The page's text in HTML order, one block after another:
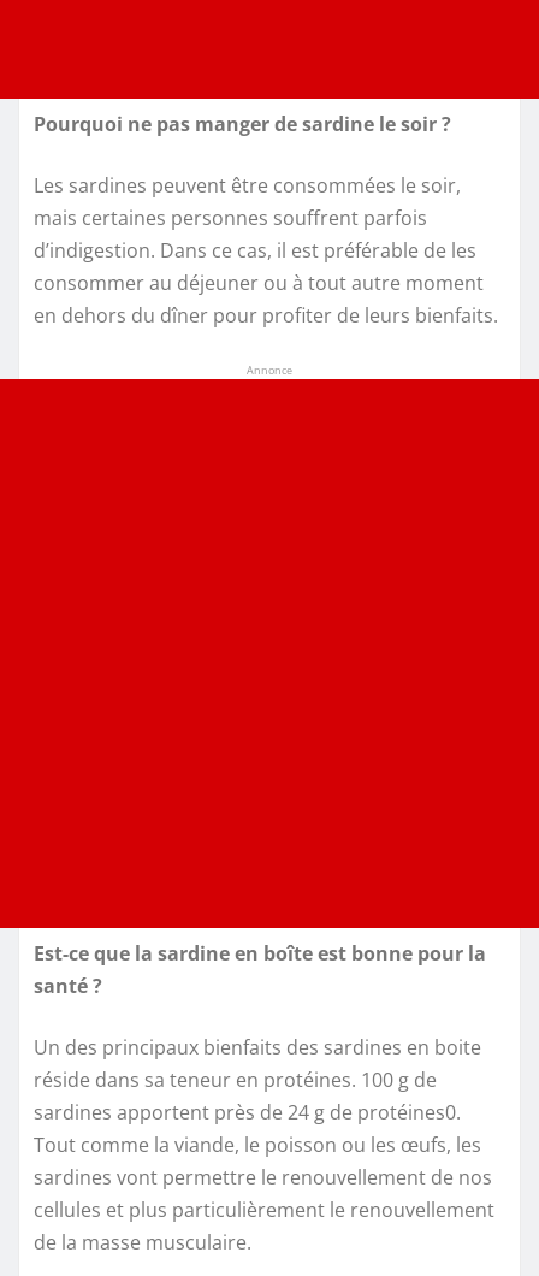
Pourquoi ne pas manger de sardine le soir ?
Les sardines peuvent être consommées le soir,
mais certaines personnes souffrent parfois
d’indigestion. Dans ce cas, il est préférable de les
consommer au déjeuner ou à tout autre moment
en dehors du dîner pour profiter de leurs bienfaits.
Annonce
Est-ce que la sardine en boîte est bonne pour la
santé ?
Un des principaux bienfaits des sardines en boite
réside dans sa teneur en protéines. 100 g de
sardines apportent près de 24 g de protéines0.
Tout comme la viande, le poisson ou les œufs, les
sardines vont permettre le renouvellement de nos
cellules et plus particulièrement le renouvellement
de la masse musculaire.